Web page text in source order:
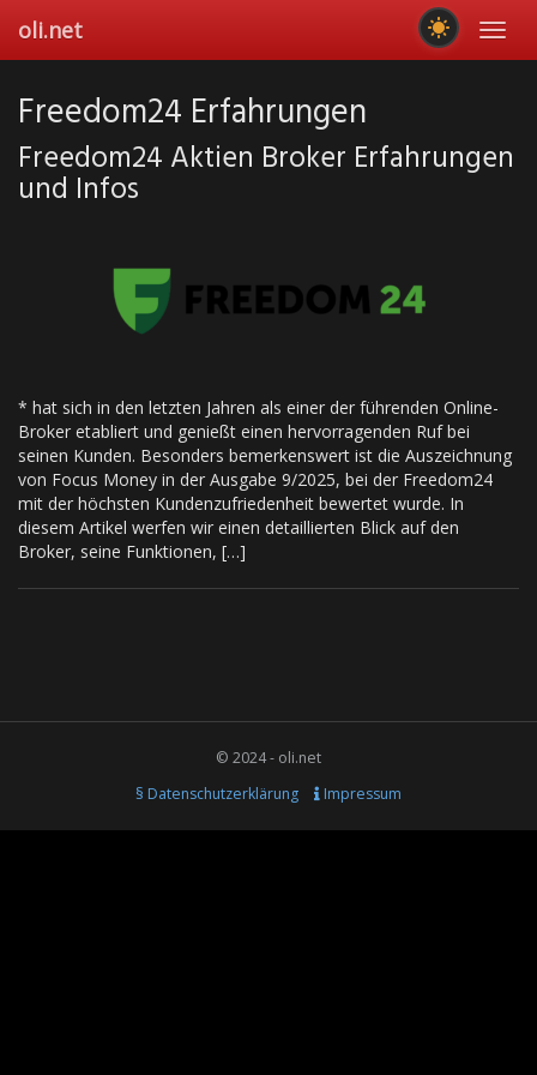
main
oli.net
Freedom24 Erfahrungen
Freedom24 Aktien Broker Erfahrungen
und Infos
* hat sich in den letzten Jahren als einer der führenden Online-
Broker etabliert und genießt einen hervorragenden Ruf bei
seinen Kunden. Besonders bemerkenswert ist die Auszeichnung
von Focus Money in der Ausgabe 9/2025, bei der Freedom24
mit der höchsten Kundenzufriedenheit bewertet wurde. In
diesem Artikel werfen wir einen detaillierten Blick auf den
Broker, seine Funktionen, […]
© 2024 - oli.net
§ Datenschutzerklärung
Impressum